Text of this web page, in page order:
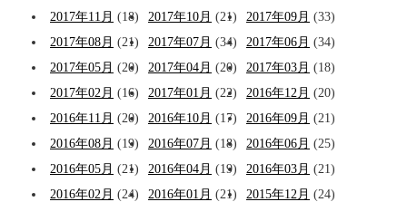
2017年11月 (18) 2017年10月 (21) 2017年09月 (33)
2017年08月 (21) 2017年07月 (34) 2017年06月 (34)
2017年05月 (20) 2017年04月 (20) 2017年03月 (18)
2017年02月 (16) 2017年01月 (22) 2016年12月 (20)
2016年11月 (20) 2016年10月 (17) 2016年09月 (21)
2016年08月 (19) 2016年07月 (18) 2016年06月 (25)
2016年05月 (21) 2016年04月 (19) 2016年03月 (21)
2016年02月 (24) 2016年01月 (21) 2015年12月 (24)